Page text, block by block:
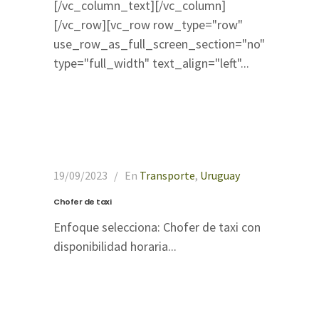
[/vc_column_text][/vc_column]
[/vc_row][vc_row row_type="row"
use_row_as_full_screen_section="no"
type="full_width" text_align="left"...
19/09/2023 En Transporte, Uruguay
Chofer de taxi
Enfoque selecciona: Chofer de taxi con
disponibilidad horaria...